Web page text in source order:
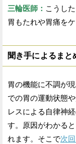
三輪医師： こうし
胃もたれや胃痛を
聞き手によるまと
胃の機能に不調が
での胃の運動状態
レスによる自律神
す。原因がわかる
れます。そこで次